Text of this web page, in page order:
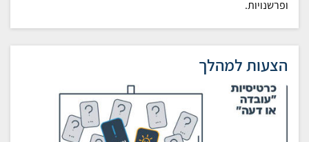
ופרשנויות.
הצעות למהלך